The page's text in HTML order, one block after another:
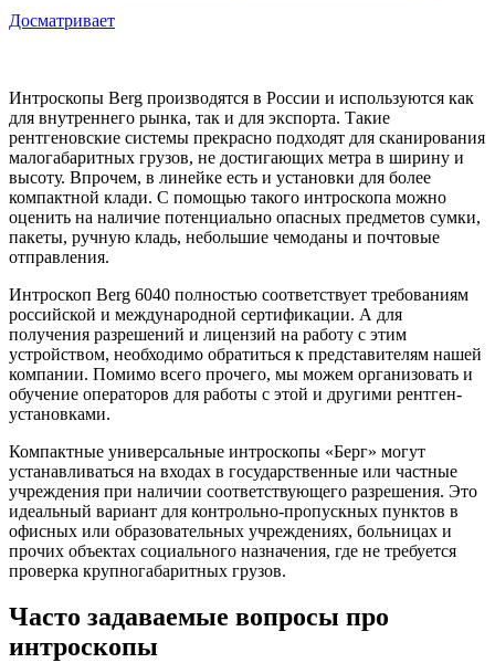
Досматривает
Интроскопы Berg производятся в России и используются как
для внутреннего рынка, так и для экспорта. Такие
рентгеновские системы прекрасно подходят для сканирования
малогабаритных грузов, не достигающих метра в ширину и
высоту. Впрочем, в линейке есть и установки для более
компактной клади. С помощью такого интроскопа можно
оценить на наличие потенциально опасных предметов сумки,
пакеты, ручную кладь, небольшие чемоданы и почтовые
отправления.
Интроскоп Berg 6040 полностью соответствует требованиям
российской и международной сертификации. А для
получения разрешений и лицензий на работу с этим
устройством, необходимо обратиться к представителям нашей
компании. Помимо всего прочего, мы можем организовать и
обучение операторов для работы с этой и другими рентген-
установками.
Компактные универсальные интроскопы «Берг» могут
устанавливаться на входах в государственные или частные
учреждения при наличии соответствующего разрешения. Это
идеальный вариант для контрольно-пропускных пунктов в
офисных или образовательных учреждениях, больницах и
прочих объектах социального назначения, где не требуется
проверка крупногабаритных грузов.
Часто задаваемые вопросы про
интроскопы